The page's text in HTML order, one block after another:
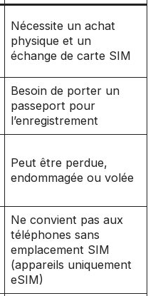
Nécessite un achat
physique et un
échange de carte SIM
Besoin de porter un
passeport pour
l’enregistrement
Peut être perdue,
endommagée ou volée
Ne convient pas aux
téléphones sans
emplacement SIM
(appareils uniquement
eSIM)